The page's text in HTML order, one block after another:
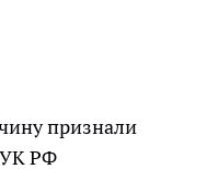
признали
УК РФ